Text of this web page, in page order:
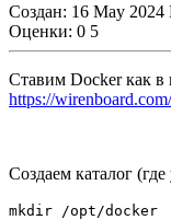
Создан: 16 May 2024
Оценки: 0 5
Ставим Docker как в
https://
Создаем каталог
mkdir /opt/docker